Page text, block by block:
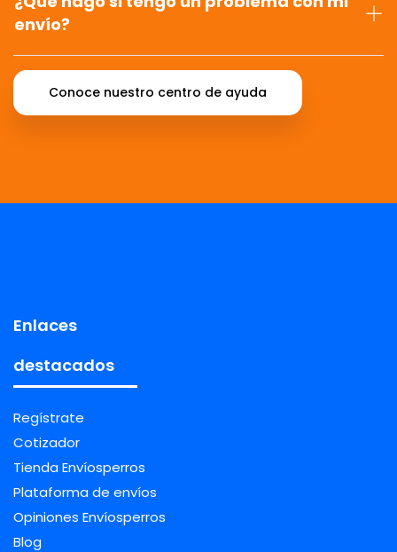
envío?
Conoce nuestro centro de ayuda
Enlaces
destacados
Regístrate
Cotizador
Tienda Envíosperros
Plataforma de envíos
Opiniones Envíosperros
Blog